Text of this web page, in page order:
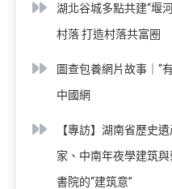
湖北谷城多點共建“堰
村落 打造村落共富圈
圖查包養網片故事｜“
中國網
【專訪】湖南省歷史
家、中南年夜學建筑
書院的“建筑意”